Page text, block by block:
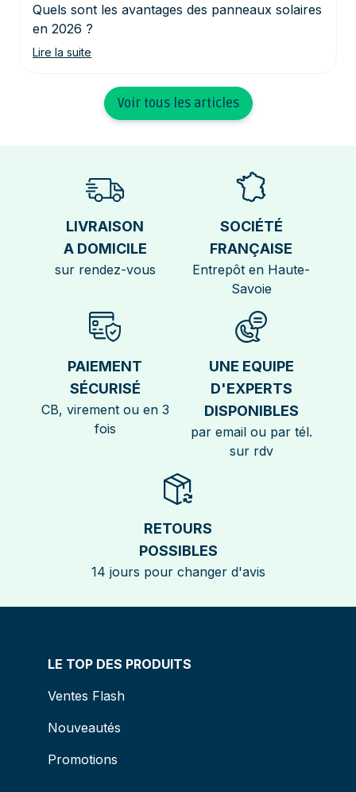
Quels sont les avantages des panneaux solaires
en 2026 ?
Lire la suite
Voir tous les articles
LIVRAISON
A DOMICILE
sur rendez-vous
SOCIÉTÉ
FRANÇAISE
Entrepôt en Haute-
Savoie
PAIEMENT
SÉCURISÉ
CB, virement ou en 3
fois
UNE EQUIPE
D'EXPERTS
DISPONIBLES
par email ou par tél.
sur rdv
RETOURS
POSSIBLES
14 jours pour changer d'avis
LE TOP DES PRODUITS
Ventes Flash
Nouveautés
Promotions